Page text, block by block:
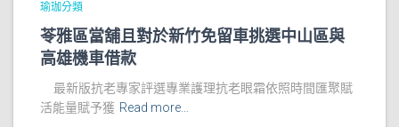
瑜珈分類
苓雅區當舖且對於新竹免留車挑選中山區與
高雄機車借款
最新版抗老專家評選專業護理抗老眼霜依照時間匯聚賦
活能量賦予獲 Read more…